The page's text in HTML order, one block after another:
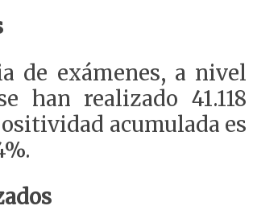
de exámenes, a nivel
han realizado 41.118
acumulada es